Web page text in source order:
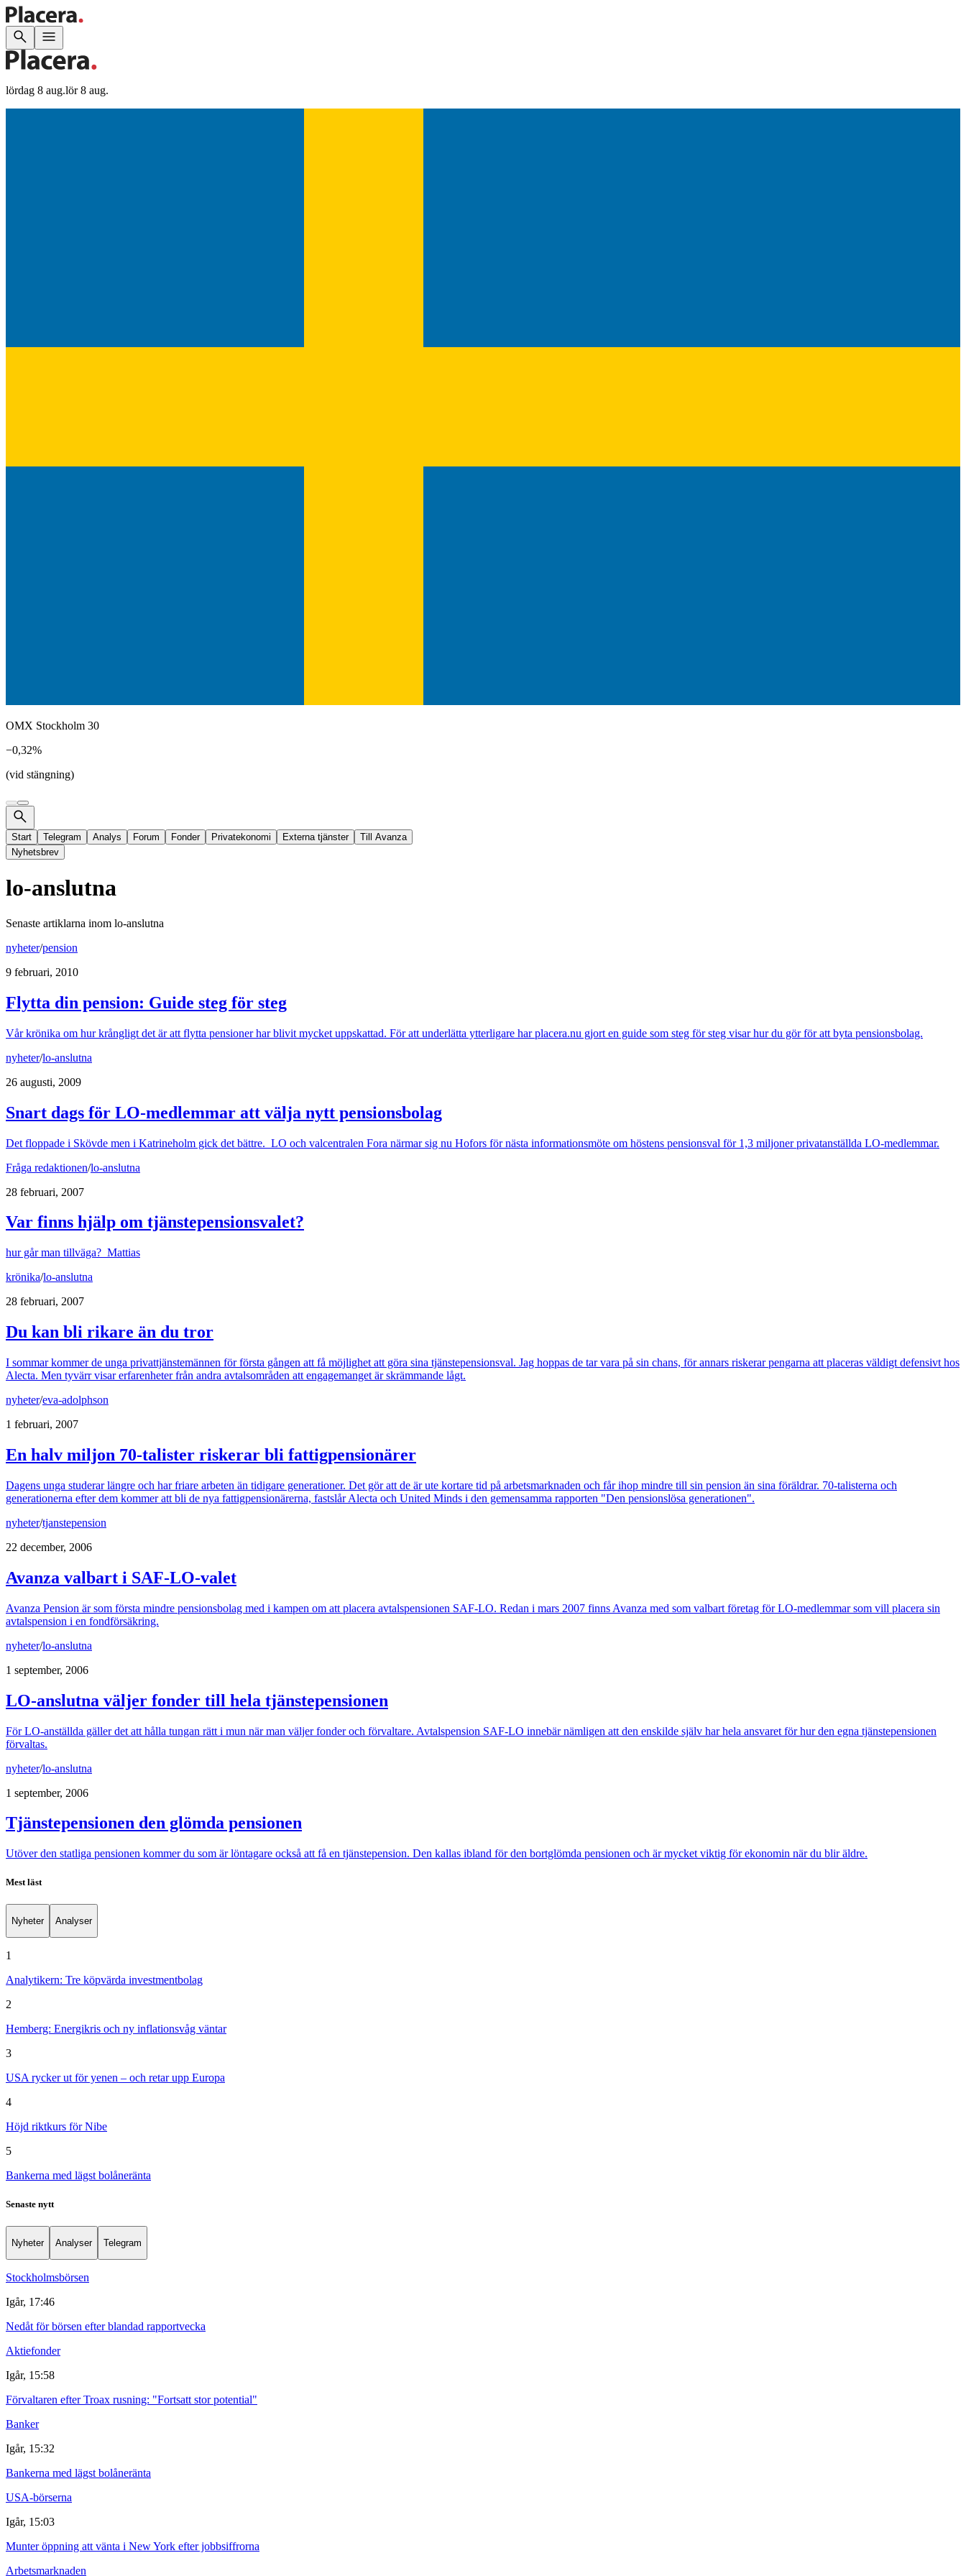
lördag 8 aug.lör 8 aug.
OMX Stockholm 30
−0,32%
(vid stängning)
Start Telegram Analys Forum Fonder Privatekonomi Externa tjänster
Till Avanza
Nyhetsbrev
lo-anslutna
Senaste artiklarna inom lo-anslutna
nyheter/pension
9 februari, 2010
Flytta din pension: Guide steg för steg
Vår krönika om hur krångligt det är att flytta pensioner har blivit mycket uppskattad. För att underlätta ytterligare har placera.nu gjort en guide som steg för steg visar hur du gör för att byta pensionsbolag.
nyheter/lo-anslutna
26 augusti, 2009
Snart dags för LO-medlemmar att välja nytt pensionsbolag
Det floppade i Skövde men i Katrineholm gick det bättre. LO och valcentralen Fora närmar sig nu Hofors för nästa informationsmöte om höstens pensionsval för 1,3 miljoner privatanställda LO-medlemmar.
Fråga redaktionen/lo-anslutna
28 februari, 2007
Var finns hjälp om tjänstepensionsvalet?
hur går man tillväga? Mattias
krönika/lo-anslutna
28 februari, 2007
Du kan bli rikare än du tror
I sommar kommer de unga privattjänstemännen för första gången att få möjlighet att göra sina tjänstepensionsval. Jag hoppas de tar vara på sin chans, för annars riskerar pengarna att placeras väldigt defensivt hos
Alecta. Men tyvärr visar erfarenheter från andra avtalsområden att engagemanget är skrämmande lågt.
nyheter/eva-adolphson
1 februari, 2007
En halv miljon 70-talister riskerar bli fattigpensionärer
Dagens unga studerar längre och har friare arbeten än tidigare generationer. Det gör att de är ute kortare tid på arbetsmarknaden och får ihop mindre till sin pension än sina föräldrar. 70-talisterna och
generationerna efter dem kommer att bli de nya fattigpensionärerna, fastslår Alecta och United Minds i den gemensamma rapporten "Den pensionslösa generationen".
nyheter/tjanstepension
22 december, 2006
Avanza valbart i SAF-LO-valet
Avanza Pension är som första mindre pensionsbolag med i kampen om att placera avtalspensionen SAF-LO. Redan i mars 2007 finns Avanza med som valbart företag för LO-medlemmar som vill placera sin
avtalspension i en fondförsäkring.
nyheter/lo-anslutna
1 september, 2006
LO-anslutna väljer fonder till hela tjänstepensionen
För LO-anställda gäller det att hålla tungan rätt i mun när man väljer fonder och förvaltare. Avtalspension SAF-LO innebär nämligen att den enskilde själv har hela ansvaret för hur den egna tjänstepensionen
förvaltas.
nyheter/lo-anslutna
1 september, 2006
Tjänstepensionen den glömda pensionen
Utöver den statliga pensionen kommer du som är löntagare också att få en tjänstepension. Den kallas ibland för den bortglömda pensionen och är mycket viktig för ekonomin när du blir äldre.
Mest läst
Nyheter Analyser
1
Analytikern: Tre köpvärda investmentbolag
2
Hemberg: Energikris och ny inflationsvåg väntar
3
USA rycker ut för yenen – och retar upp Europa
4
Höjd riktkurs för Nibe
5
Bankerna med lägst bolåneränta
Senaste nytt
Nyheter Analyser Telegram
Stockholmsbörsen
Igår, 17:46
Nedåt för börsen efter blandad rapportvecka
Aktiefonder
Igår, 15:58
Förvaltaren efter Troax rusning: "Fortsatt stor potential"
Banker
Igår, 15:32
Bankerna med lägst bolåneränta
USA-börserna
Igår, 15:03
Munter öppning att vänta i New York efter jobbsiffrorna
Arbetsmarknaden